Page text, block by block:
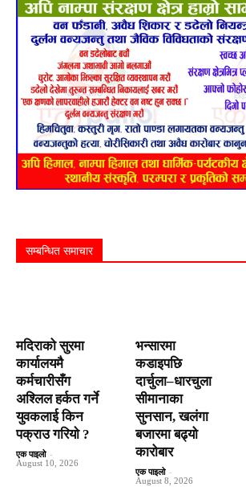
सम्बन्धित समाचार
मदिराको सुरमा
कार्यालयमै
कर्मचारीसँग
अश्लिल हर्कत गर्ने
युवकलाई किन
पक्राउ गरियाे ?
एक पाइलो -
August 10, 2026
भन्सारमा
कडाइपछि
दार्चुला–धारचुला
सीमानाका
सुनसान, खलंगा
बजारमा बढ्यो
कारोबार
एक पाइलो -
August 8, 2026